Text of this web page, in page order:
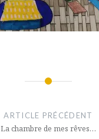
ARTICLE PRÉCÉDENT
La chambre de mes rêves…